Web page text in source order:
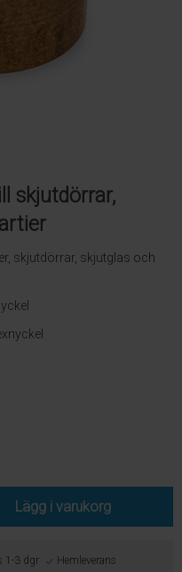
skjutdörrar,
skjutdörrar, skjutglas och
Lägg i varukorg
1-3 dgr Hemleverans